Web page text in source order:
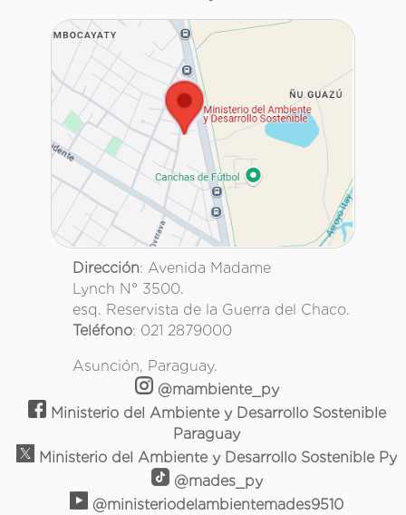
Dirección: Avenida Madame
Lynch N° 3500.
esq. Reservista de la Guerra del Chaco.
Teléfono: 021 2879000
Asunción, Paraguay.
@mambiente_py
Ministerio del Ambiente y Desarrollo Sostenible
Paraguay
Ministerio del Ambiente y Desarrollo Sostenible Py
@mades_py
@ministeriodelambientemades9510